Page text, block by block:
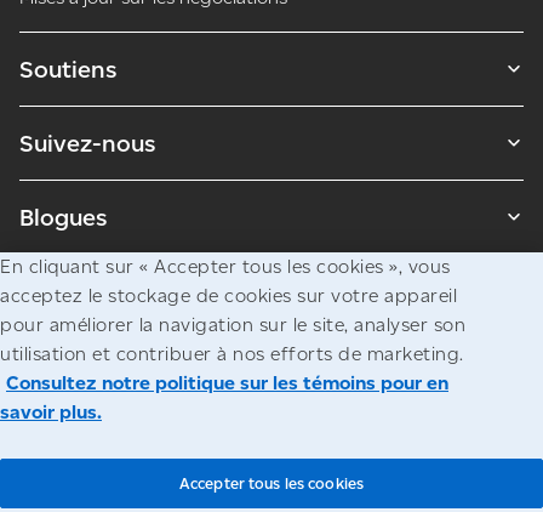
Soutiens
Suivez-nous
Blogues
Avis juridiques
Confidentialité
Accès à l’information
En cliquant sur « Accepter tous les cookies », vous
acceptez le stockage de cookies sur votre appareil
pour améliorer la navigation sur le site, analyser son
utilisation et contribuer à nos efforts de marketing.
Consultez notre politique sur les témoins pour en
savoir plus.
Accepter tous les cookies